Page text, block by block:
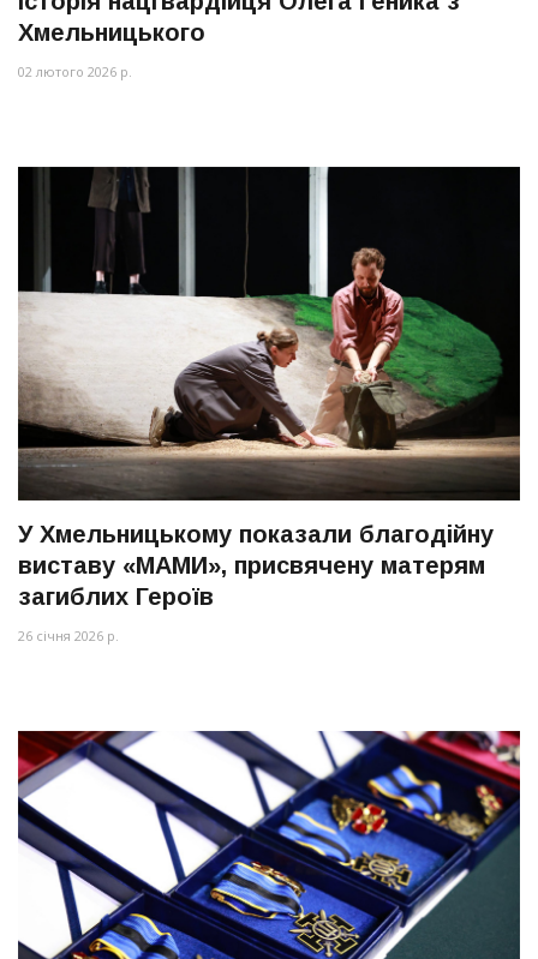
Хмельницького
02 лютого 2026 р.
У Хмельницькому показали благодійну
виставу «МАМИ», присвячену матерям
загиблих Героїв
26 січня 2026 р.